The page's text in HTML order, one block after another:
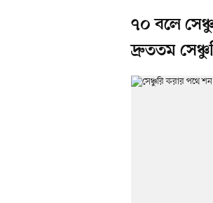
৭০ বলে
দ্রুততম